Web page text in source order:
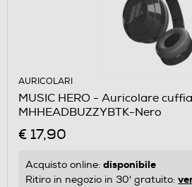
AURICOLARI
MUSIC HERO - Auricolare
MHHEADBUZZYBTK-Nero
€ 17,90
Acquisto online: disponibile
Ritiro in negozio in 30' gratuito: